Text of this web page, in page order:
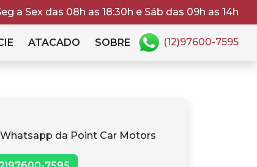
a Sex das 08h as 18:30h e Sáb das 09h as 14h
ATACADO SOBRE (12)97600-7595
da Point Car Motors